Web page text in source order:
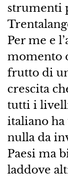
strumenti
Per me e
momento
frutto di
crescita
tutti i
italiano ha
nulla da
Paesi ma
laddove